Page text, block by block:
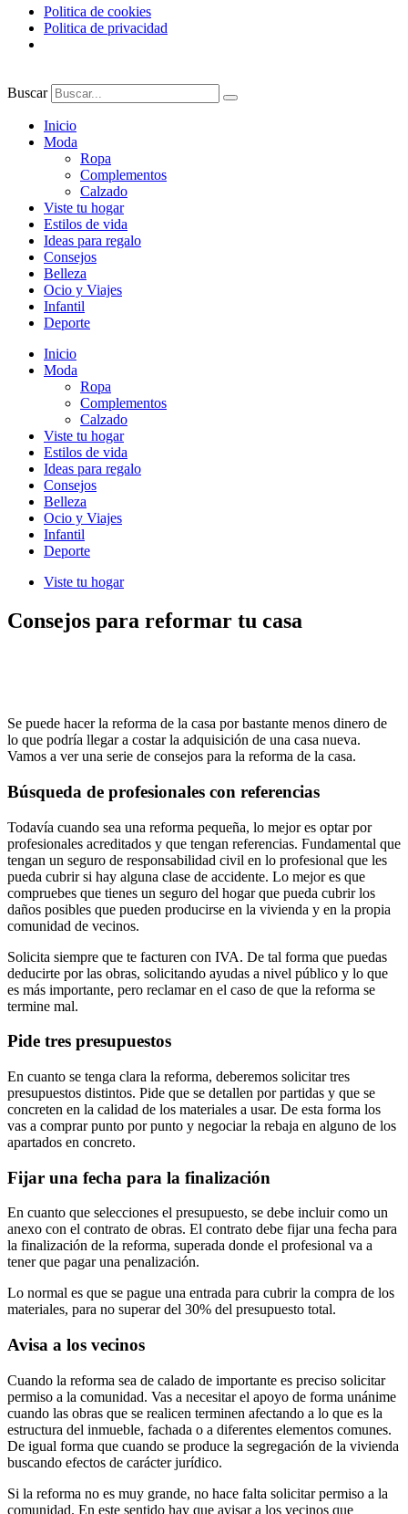
Politica de cookies
Politica de privacidad
al
contenido
Buscar
Inicio
Moda
Ropa
Complementos
Calzado
Viste tu hogar
Estilos de vida
Ideas para regalo
Consejos
Belleza
Ocio y Viajes
Infantil
Deporte
Inicio
Moda
Ropa
Complementos
Calzado
Viste tu hogar
Estilos de vida
Ideas para regalo
Consejos
Belleza
Ocio y Viajes
Infantil
Deporte
Viste tu hogar
Consejos para reformar tu casa
Se puede hacer la reforma de la casa por bastante menos dinero de
lo que podría llegar a costar la adquisición de una casa nueva.
Vamos a ver una serie de consejos para la reforma de la casa.
Búsqueda de profesionales con referencias
Todavía cuando sea una reforma pequeña, lo mejor es optar por
profesionales acreditados y que tengan referencias. Fundamental que
tengan un seguro de responsabilidad civil en lo profesional que les
pueda cubrir si hay alguna clase de accidente. Lo mejor es que
compruebes que tienes un seguro del hogar que pueda cubrir los
daños posibles que pueden producirse en la vivienda y en la propia
comunidad de vecinos.
Solicita siempre que te facturen con IVA. De tal forma que puedas
deducirte por las obras, solicitando ayudas a nivel público y lo que
es más importante, pero reclamar en el caso de que la reforma se
termine mal.
Pide tres presupuestos
En cuanto se tenga clara la reforma, deberemos solicitar tres
presupuestos distintos. Pide que se detallen por partidas y que se
concreten en la calidad de los materiales a usar. De esta forma los
vas a comprar punto por punto y negociar la rebaja en alguno de los
apartados en concreto.
Fijar una fecha para la finalización
En cuanto que selecciones el presupuesto, se debe incluir como un
anexo con el contrato de obras. El contrato debe fijar una fecha para
la finalización de la reforma, superada donde el profesional va a
tener que pagar una penalización.
Lo normal es que se pague una entrada para cubrir la compra de los
materiales, para no superar del 30% del presupuesto total.
Avisa a los vecinos
Cuando la reforma sea de calado de importante es preciso solicitar
permiso a la comunidad. Vas a necesitar el apoyo de forma unánime
cuando las obras que se realicen terminen afectando a lo que es la
estructura del inmueble, fachada o a diferentes elementos comunes.
De igual forma que cuando se produce la segregación de la vivienda
buscando efectos de carácter jurídico.
Si la reforma no es muy grande, no hace falta solicitar permiso a la
comunidad. En este sentido hay que avisar a los vecinos que